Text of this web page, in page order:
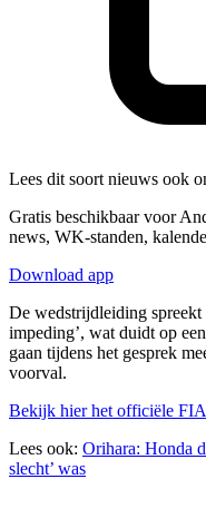
Lees dit soort nieuws ook
Gratis beschikbaar voor
news, WK-standen,
Download app
De wedstrijdleiding spreekt
impeding’, wat duidt op
gaan tijdens het gesprek
voorval.
Bekijk hier het officiële
Lees ook: Orihara: Honda
slecht’ was